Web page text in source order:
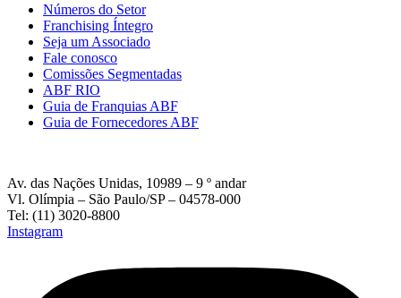
Números do Setor
Franchising Íntegro
Seja um Associado
Fale conosco
Comissões Segmentadas
ABF RIO
Guia de Franquias ABF
Guia de Fornecedores ABF
Av. das Nações Unidas, 10989 – 9 º andar
Vl. Olímpia – São Paulo/SP – 04578-000
Tel: (11) 3020-8800
Instagram